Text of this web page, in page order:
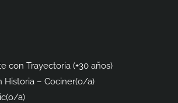
con Trayectoria (+30 años)
Historia – Cociner(o/a)
a)